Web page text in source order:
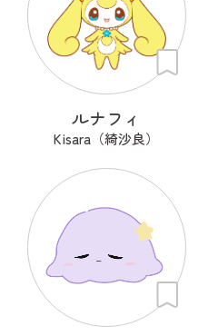
ルナフィ
Kisara（綺沙良）